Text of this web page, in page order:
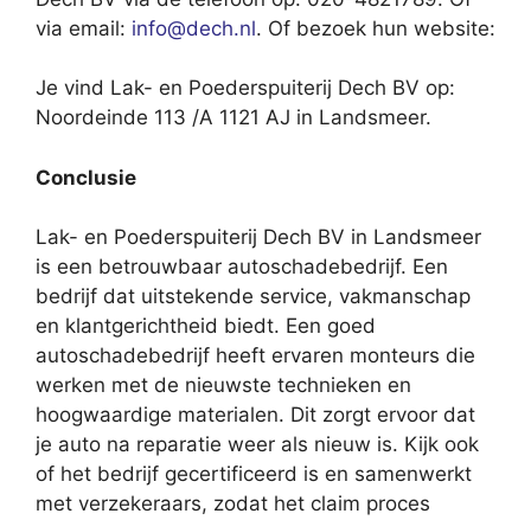
via email: info@dech.nl. Of bezoek hun website:
Je vind Lak- en Poederspuiterij Dech BV op:
Noordeinde 113 /A 1121 AJ in Landsmeer.
Conclusie
Lak- en Poederspuiterij Dech BV in Landsmeer
is een betrouwbaar autoschadebedrijf. Een
bedrijf dat uitstekende service, vakmanschap
en klantgerichtheid biedt. Een goed
autoschadebedrijf heeft ervaren monteurs die
werken met de nieuwste technieken en
hoogwaardige materialen. Dit zorgt ervoor dat
je auto na reparatie weer als nieuw is. Kijk ook
of het bedrijf gecertificeerd is en samenwerkt
met verzekeraars, zodat het claim proces